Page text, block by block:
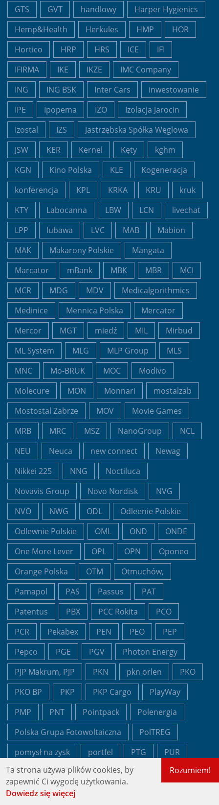
GTS
GVT handlowy
Harper Hygienics
Hemp&Health
Herkules HMP
HOR
Hortico
HRP HRS ICE
IFI
IFIRMA
IKE IKZE
IMC Company
ING
ING BSK Inter Cars
inwestowanie
IPE
Ipopema IZO
Izolacja Jarocin
Izostal
IZS
Jastrzębska Spółka Węglowa
JSW
KER Kernel Kęty
kghm
KGN
Kino Polska KLE
Kogeneracja
konferencja
KPL KRKA KRU
kruk
KTY
Labocanna LBW LCN
livechat
LPP
lubawa LVC MAB
Mabion
MAK
Makarony Polskie
Mangata
Marcator
mBank MBK MBR
MCI
MCR
MDG MDV
Medicalgorithmics
Medinice
Mennica Polska
Mercator
Mercor
MGT miedź MIL
Mirbud
ML System
MLG MLP Group
MLS
MNC
Mo-BRUK MOC
Modivo
Molecure
MON Monnari
mostalzab
Mostostal Zabrze
MOV
Movie Games
MRB
MRC MSZ NanoGroup
NCL
NEU
Neuca new connect
Newag
Nikkei 225
NNG
Noctiluca
Novavis Group
Novo Nordisk
NVG
NVO
NWG ODL
Odleenie Polskie
Odlewnie Polskie
OML OND
ONDE
One More Lever
OPL OPN
Oponeo
Orange Polska
OTM
Otmuchów,
Pamapol
PAS Passus
PAT
Patentus
PBX PCC Rokita
PCO
PCR
Pekabex PEN PEO
PEP
Pepco
PGE PGV
Photon Energy
PJP Makrum, PJP
PKN pkn orlen
PKO
PKO BP
PKP PKP Cargo
PlayWay
PMP
PNT Pointpack
Polenergia
Polska Grupa Fotowoltaiczna
PolTREG
pomysł na zysk
portfel PTG
PUR
Pure Biologics
PZU
QNA
QNA Technology
Rozumiem!
Ta strona używa plików cookies, by
zapewnić Ci wygodę użytkowania.
Dowiedz się więcej